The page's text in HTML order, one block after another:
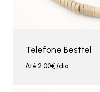
Telefone Besttel
Até 2.00€/dia